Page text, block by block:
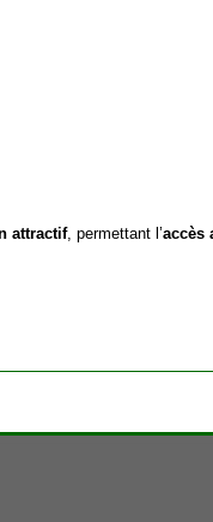
attractif, permettant l’accès